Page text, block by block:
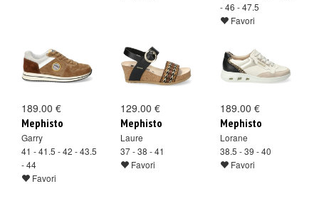
- 46 - 47.5
Favori
189.00 €
Mephisto
Garry
41 - 41.5 - 42 - 43.5
- 44
Favori
129.00 €
Mephisto
Laure
37 - 38 - 41
Favori
189.00 €
Mephisto
Lorane
38.5 - 39 - 40
Favori